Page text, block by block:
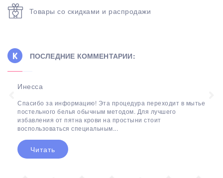
Товары со скидками и распродажи
ПОСЛЕДНИЕ КОММЕНТАРИИ:
Инесса
Спасибо за информацию! Эта процедура переходит в мытье
постельного белья обычным методом. Для лучшего
избавления от пятна крови на простыни стоит
воспользоваться специальным...
Читать